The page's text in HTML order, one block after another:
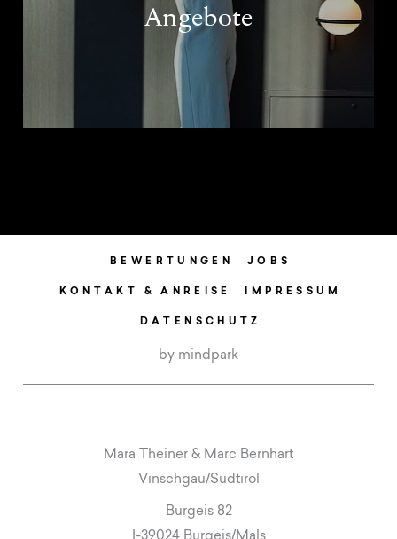
Angebote
by mindpark
BEWERTUNGEN JOBS
KONTAKT & ANREISE IMPRESSUM
DATENSCHUTZ
Mara Theiner & Marc Bernhart
Vinschgau/Südtirol
Burgeis 82
I-39024 Burgeis/Mals